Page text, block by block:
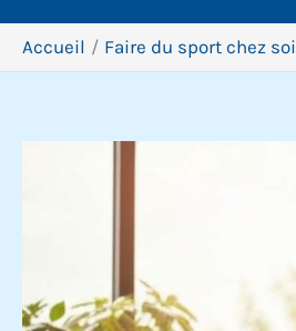
Accueil Faire du sport chez soi